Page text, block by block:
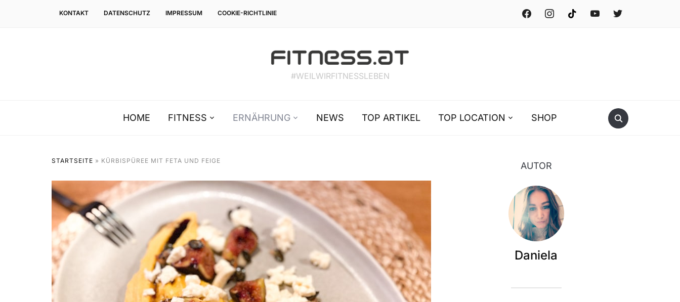
facebook instagramtiktok youtube twitter
KONTAKT DATENSCHUTZ IMPRESSUM COOKIE-RICHTLINIE
#WEILWIRFITNESSLEBEN
HOME FITNESS ERNÄHRUNG NEWS TOP ARTIKEL TOP LOCATION SHOP
STARTSEITE » KÜRBISPÜREE MIT FETA UND FEIGE AUTOR
Daniela